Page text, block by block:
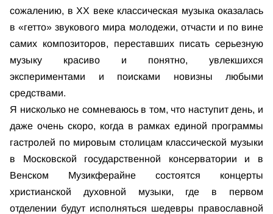
сожалению, в XX веке классическая музыка оказалась
в «гетто» звукового мира молодежи, отчасти и по вине
самих композиторов, переставших писать серьезную
музыку красиво и понятно, увлекшихся
экспериментами и поисками новизны любыми
средствами.
Я нисколько не сомневаюсь в том, что наступит день, и
даже очень скоро, когда в рамках единой программы
гастролей по мировым столицам классической музыки
в Московской государственной консерватории и в
Венском Музикферайне состоятся концерты
христианской духовной музыки, где в первом
отделении будут исполняться шедевры православной